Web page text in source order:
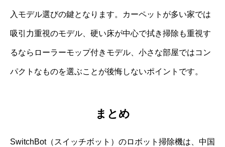
入モデル選びの鍵となります。カーペットが多い家では
吸引力重視のモデル、硬い床が中心で拭き掃除も重視す
るならローラーモップ付きモデル、小さな部屋ではコン
パクトなものを選ぶことが後悔しないポイントです。
まとめ
SwitchBot（スイッチボット）のロボット掃除機は、中国